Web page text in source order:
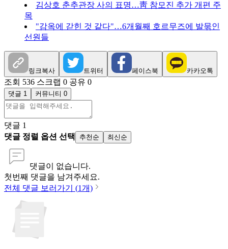
김상호 춘추관장 사의 표명…靑 참모진 추가 개편 주
목
"감옥에 갇힌 것 같다"…6개월째 호르무즈에 발묶인
선원들
링크복사 트위터 페이스북 카카오톡
조회 536 스크랩 0 공유 0
댓글 1 커뮤니티 0
댓글 1
댓글 정렬 옵션 선택
추천순 최신순
댓글이 없습니다.
첫번째 댓글을 남겨주세요.
전체 댓글 보러가기 (1개)